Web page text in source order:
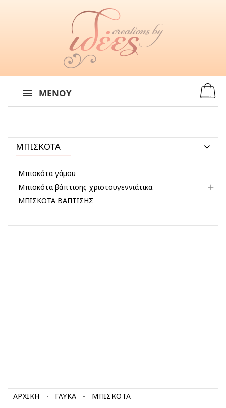
ΜΕΝΟΎ
ΜΠΙΣΚΟΤΑ
Μπισκότα γάμου
Μπισκότα βάπτισης χριστουγεννιάτικα.

ΜΠΙΣΚΟΤΑ ΒΑΠΤΙΣΗΣ
ΑΡΧΙΚΉ ΓΛΥΚΑ ΜΠΙΣΚΟΤΑ